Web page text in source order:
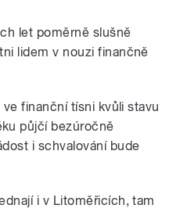
let poměrně slušně
lidem v nouzi finančně
finanční tísni kvůli stavu
půjčí bezúročně
i schvalování bude
i v Litoměřicích, tam